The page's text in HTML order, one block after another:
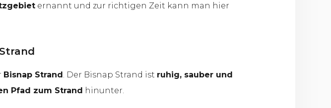
ernannt und zur richtigen Zeit kann man hier
Bisnap Strand. Der Bisnap Strand ist ruhig, sauber und
Pfad zum Strand hinunter.